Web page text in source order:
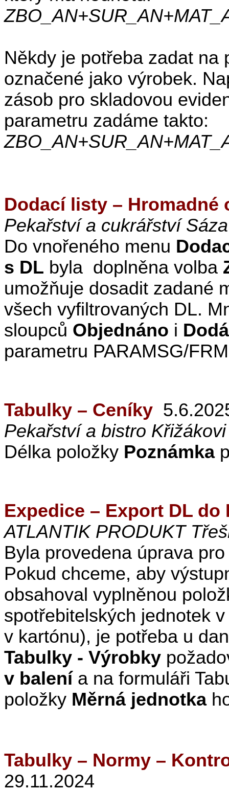
Někdy je potřeba zadat
označené jako výrobek.
zásob pro skladovou
parametru zadáme takto:
Dodací listy – Hromadné
Pekařství a cukrářství
Do vnořeného menu
s DL byla doplněna volba
umožňuje dosadit zadané
všech vyfiltrovaných DL.
sloupců Objednáno i
parametru PARAMSG/
Tabulky – Ceníky
Pekařství a bistro
Délka položky Poznámka
Expedice – Export DL do
ATLANTIK PRODUKT
Byla provedena úprava
Pokud chceme, aby
obsahoval vyplněnou
spotřebitelských jednotek
v kartónu), je potřeba u
Tabulky - Výrobky
v balenía na formuláři
položky Měrná jednotka
Tabulky – Normy –
29.11.2024